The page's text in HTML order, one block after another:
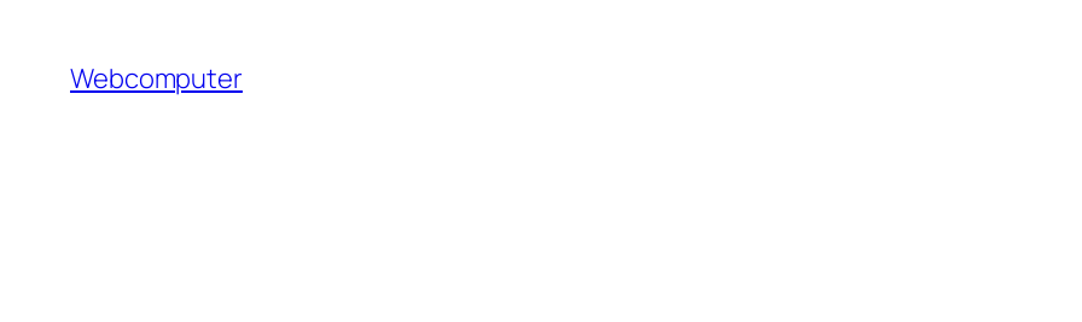
innehåll
Webcomputer